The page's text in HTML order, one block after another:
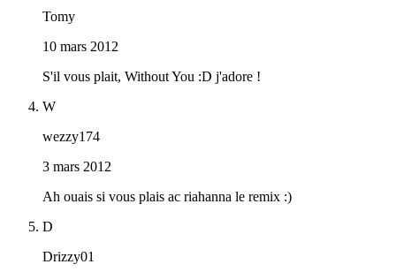
Tomy
10 mars 2012
S'il vous plait, Without You :D j'adore !
W
wezzy174
3 mars 2012
Ah ouais si vous plais ac riahanna le remix :)
D
Drizzy01